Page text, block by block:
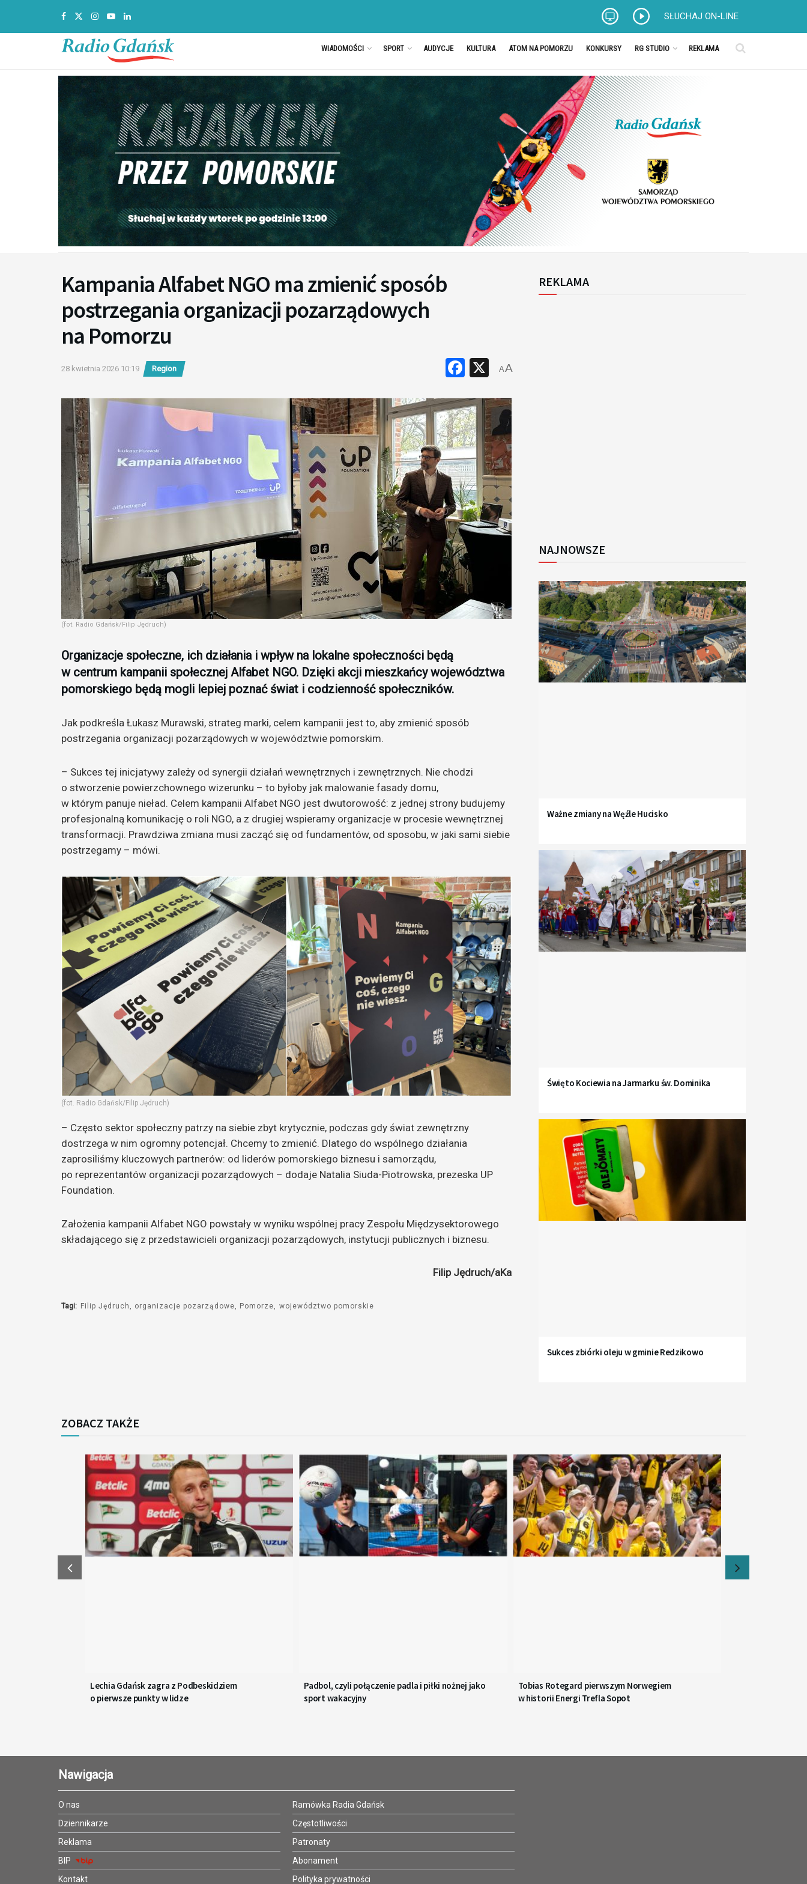
SŁUCHAJ ON-LINE
WIADOMOŚCI SPORT AUDYCJE KULTURA ATOM NA POMORZU KONKURSY RG STUDIO REKLAMA
Kampania Alfabet NGO ma zmienić sposób
postrzegania organizacji pozarządowych
na Pomorzu
28 kwietnia 2026 10:19 Region Facebook
X
AA
(fot. Radio Gdańsk/Filip Jędruch)
Organizacje społeczne, ich działania i wpływ na lokalne społeczności będą
w centrum kampanii społecznej Alfabet NGO. Dzięki akcji mieszkańcy województwa
pomorskiego będą mogli lepiej poznać świat i codzienność społeczników.
Jak podkreśla Łukasz Murawski, strateg marki, celem kampanii jest to, aby zmienić sposób
postrzegania organizacji pozarządowych w województwie pomorskim.
– Sukces tej inicjatywy zależy od synergii działań wewnętrznych i zewnętrznych. Nie chodzi
o stworzenie powierzchownego wizerunku – to byłoby jak malowanie fasady domu,
w którym panuje nieład. Celem kampanii Alfabet NGO jest dwutorowość: z jednej strony budujemy
profesjonalną komunikację o roli NGO, a z drugiej wspieramy organizacje w procesie wewnętrznej
transformacji. Prawdziwa zmiana musi zacząć się od fundamentów, od sposobu, w jaki sami siebie
postrzegamy – mówi.
(fot. Radio Gdańsk/Filip Jędruch)
– Często sektor społeczny patrzy na siebie zbyt krytycznie, podczas gdy świat zewnętrzny
dostrzega w nim ogromny potencjał. Chcemy to zmienić. Dlatego do wspólnego działania
zaprosiliśmy kluczowych partnerów: od liderów pomorskiego biznesu i samorządu,
po reprezentantów organizacji pozarządowych – dodaje Natalia Siuda-Piotrowska, prezeska UP
Foundation.
Założenia kampanii Alfabet NGO powstały w wyniku wspólnej pracy Zespołu Międzysektorowego
składającego się z przedstawicieli organizacji pozarządowych, instytucji publicznych i biznesu.
Filip Jędruch/aKa
Tagi: Filip Jędruch organizacje pozarządowe Pomorze województwo pomorskie
REKLAMA
NAJNOWSZE
Ważne zmiany na Węźle Hucisko
Święto Kociewia na Jarmarku św. Dominika
Sukces zbiórki oleju w gminie Redzikowo
ZOBACZ TAKŻE
Lechia Gdańsk zagra z Podbeskidziem
o pierwsze punkty w lidze
Padbol, czyli połączenie padla i piłki nożnej jako
sport wakacyjny
Tobias Rotegard pierwszym Norwegiem
w historii Energi Trefla Sopot
Nawigacja
O nas
Dziennikarze
Reklama
BIP
Kontakt
Ramówka Radia Gdańsk
Częstotliwości
Patronaty
Abonament
Polityka prywatności